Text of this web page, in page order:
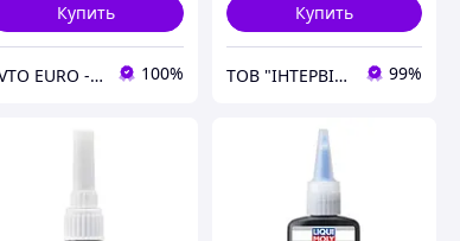
Купить
AVTO EURO - запчастини та автомобільні товари 100%
Купить
ТОВ "ІНТЕРВІС ГРУП" 99%